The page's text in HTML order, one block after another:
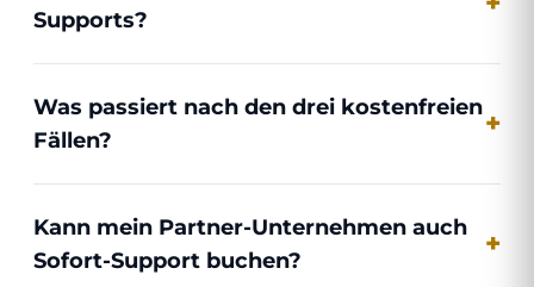
Supports?
Was passiert nach den drei kostenfreien
Fällen?
Kann mein Partner-Unternehmen auch
Sofort-Support buchen?